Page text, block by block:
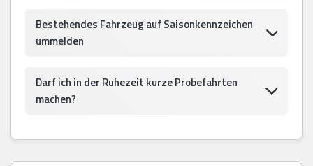
Bestehendes Fahrzeug auf Saisonkennzeichen
ummelden
Darf ich in der Ruhezeit kurze Probefahrten
machen?